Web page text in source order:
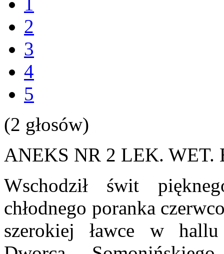
2
3
4
5
(2 głosów)
ANEKS NR 2 LEK. WET.
Wschodził świt
chłodnego poranka
szerokiej ławce w